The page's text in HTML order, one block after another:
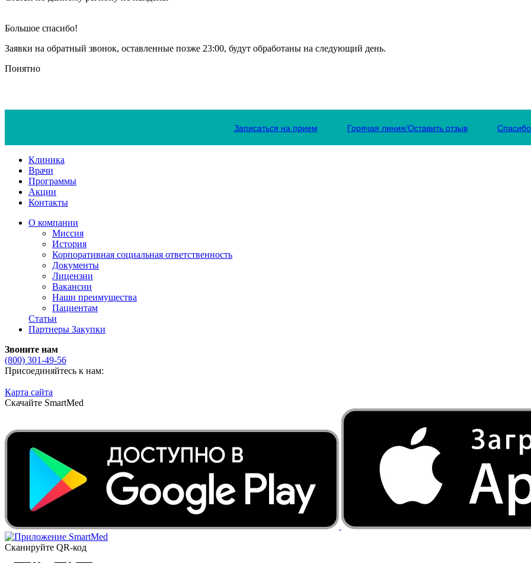
Большое спасибо!
Заявки на обратный звонок, оставленные позже 23:00, будут обработаны на следующий день.
Понятно
Записаться на прием Горячая линия/Оставить отзыв
Клиника
Врачи
Программы
Акции
Контакты
О компании
Миссия
История
Корпоративная социальная ответственность
Документы
Лицензии
Вакансии
Наши преимущества
Пациентам
Статьи
Партнеры Закупки
Звоните нам
(800) 301-49-56
Присоединяйтесь к нам:
Карта сайта
Скачайте SmartMed
Сканируйте QR-код